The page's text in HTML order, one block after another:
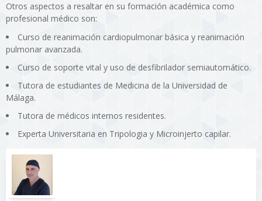
Otros aspectos a resaltar en su formación académica como
profesional médico son:
Curso de reanimación cardiopulmonar básica y reanimación
pulmonar avanzada.
Curso de soporte vital y uso de desfibrilador semiautomático.
Tutora de estudiantes de Medicina de la Universidad de
Málaga.
Tutora de médicos internos residentes.
Experta Universitaria en Tripologia y Microinjerto capilar.